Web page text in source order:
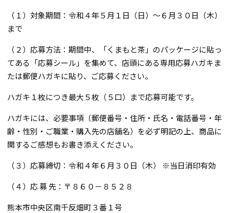
（１）対象期間：令和４年５月１日（日）～６月３０日（木）
まで
（２）応募方法：期間中、「くまもと茶」のパッケージに貼っ
てある「応募シール」を集めて、店頭にある専用応募ハガキま
たは郵便ハガキに貼り、ご応募ください。
ハガキ１枚につき最大５枚（５口）まで応募可能です。
ハガキには、必要事項（郵便番号・住所・氏名・電話番号・年
齢・性別・ご職業・購入先の店舗名）を必ず明記の上、商品に
関するご感想もお書き添えください。
（３）応募締切：令和４年６月３０日（木） ※当日消印有効
（４）応 募 先：〒８６０－８５２８
熊本市中央区南千反畑町３番１号